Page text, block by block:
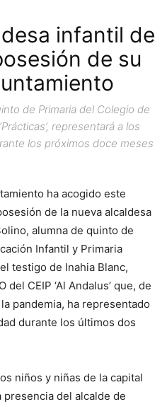
infantil de
de su
de Primaria del Colegio de
representará a los
los próximos doce meses
ha acogido este
de la nueva alcaldesa
alumna de quinto de
Infantil y Primaria
testigo de Inahia Blanc,
CEIP ‘Al Andalus’ que, de
pandemia, ha representado
durante los últimos dos
niños y niñas de la capital
del alcalde de